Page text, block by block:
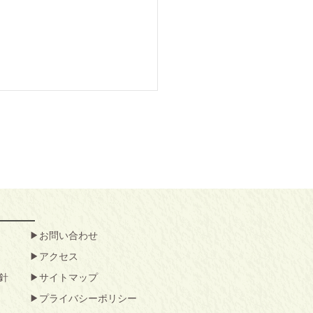
お問い合わせ
アクセス
サイトマップ
プライバシーポリシー